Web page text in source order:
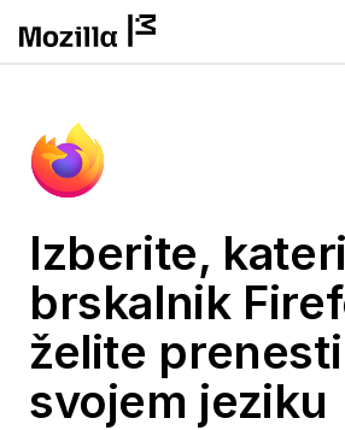
Izberite, kateri
brskalnik
želite
svojem jeziku